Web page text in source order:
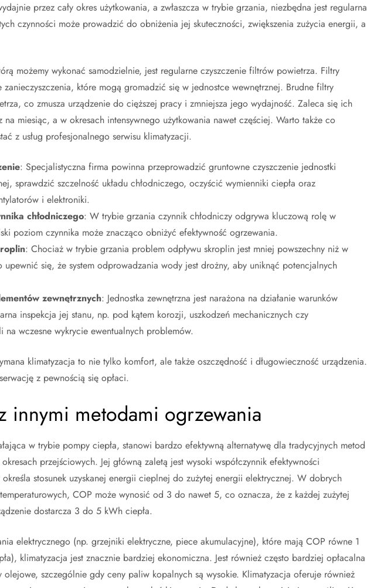
przez cały okres użytkowania, a zwłaszcza w trybie grzania, niezbędna jest regularna
czynności może prowadzić do obniżenia jej skuteczności, zwiększenia zużycia energii, a
możemy wykonać samodzielnie, jest regularne czyszczenie filtrów powietrza. Filtry
zanieczyszczenia, które mogą gromadzić się w jednostce wewnętrznej. Brudne filtry
co zmusza urządzenie do cięższej pracy i zmniejsza jego wydajność. Zaleca się ich
na miesiąc, a w okresach intensywnego użytkowania nawet częściej. Warto także co
z usług profesjonalnego serwisu klimatyzacji.
: Specjalistyczna firma powinna przeprowadzić gruntowne czyszczenie jednostki
sprawdzić szczelność układu chłodniczego, oczyścić wymienniki ciepła oraz
i elektroniki.
chłodniczego: W trybie grzania czynnik chłodniczy odgrywa kluczową rolę w
poziom czynnika może znacząco obniżyć efektywność ogrzewania.
: Chociaż w trybie grzania problem odpływu skroplin jest mniej powszechny niż w
upewnić się, że system odprowadzania wody jest drożny, aby uniknąć potencjalnych
zewnętrznych: Jednostka zewnętrzna jest narażona na działanie warunków
inspekcja jej stanu, np. pod kątem korozji, uszkodzeń mechanicznych czy
na wczesne wykrycie ewentualnych problemów.
klimatyzacja to nie tylko komfort, ale także oszczędność i długowieczność urządzenia.
z pewnością się opłaci.
innymi metodami ogrzewania
w trybie pompy ciepła, stanowi bardzo efektywną alternatywę dla tradycyjnych metod
przejściowych. Jej główną zaletą jest wysoki współczynnik efektywności
stosunek uzyskanej energii cieplnej do zużytej energii elektrycznej. W dobrych
COP może wynosić od 3 do nawet 5, co oznacza, że z każdej zużytej
dostarcza 3 do 5 kWh ciepła.
elektrycznego (np. grzejniki elektryczne, piece akumulacyjne), które mają COP równe 1
klimatyzacja jest znacznie bardziej ekonomiczna. Jest również często bardziej opłacalna
olejowe, szczególnie gdy ceny paliw kopalnych są wysokie. Klimatyzacja oferuje również